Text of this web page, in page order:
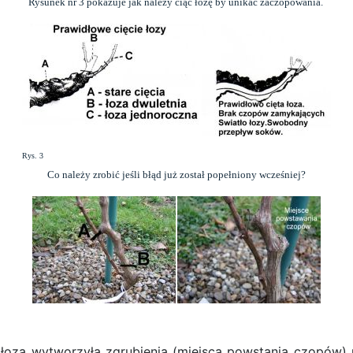
Rys. 3
Co należy zrobić jeśli błąd już został popełniony wcześniej?